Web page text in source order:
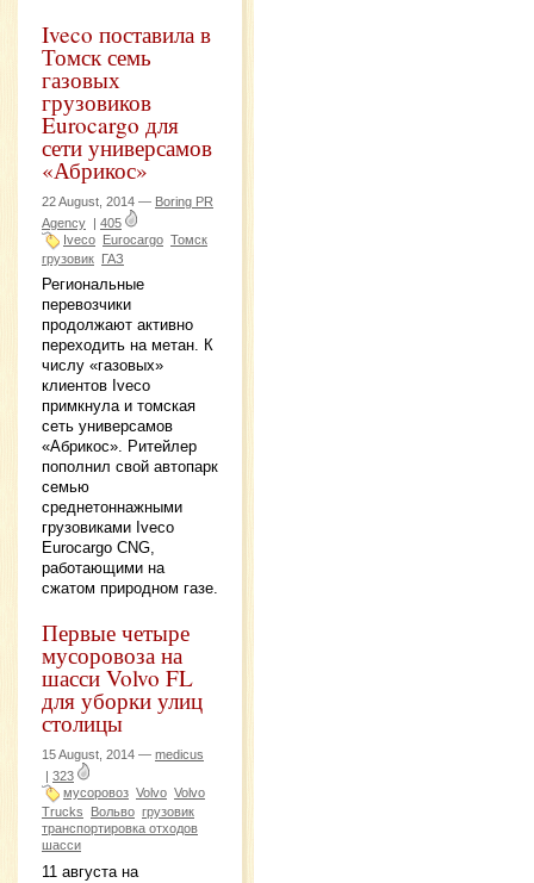
Iveco поставила в
Томск семь
газовых
грузовиков
Eurocargo для
сети универсамов
«Абрикос»
22 August, 2014 — Boring PR
Agency | 405
Iveco Eurocargo Томск
грузовик ГАЗ
Региональные
перевозчики
продолжают активно
переходить на метан. К
числу «газовых»
клиентов Iveco
примкнула и томская
сеть универсамов
«Абрикос». Ритейлер
пополнил свой автопарк
семью
среднетоннажными
грузовиками Iveco
Eurocargo CNG,
работающими на
сжатом природном газе.
Первые четыре
мусоровоза на
шасси Volvo FL
для уборки улиц
столицы
15 August, 2014 — medicus
| 323
мусоровоз Volvo Volvo
Trucks
Вольво грузовик
транспортировка отходов
шасси
11 августа на